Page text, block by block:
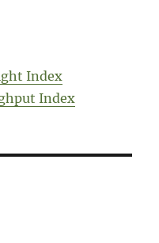
Index
Index